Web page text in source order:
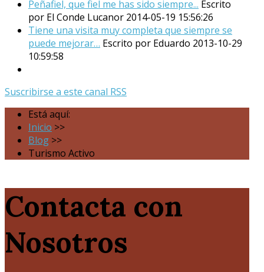
Peñafiel, que fiel me has sido siempre... Escrito
por El Conde Lucanor 2014-05-19 15:56:26
Tiene una visita muy completa que siempre se
puede mejorar… Escrito por Eduardo 2013-10-29
10:59:58
Suscribirse a este canal RSS
Está aquí:
Inicio >>
Blog >>
Turismo Activo
Contacta con
Nosotros